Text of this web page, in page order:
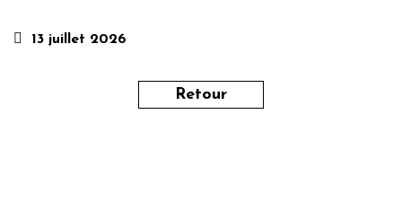
13 juillet 2026
Retour